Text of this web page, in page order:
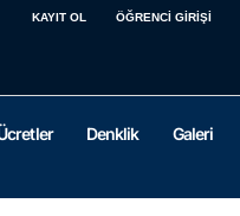
KAYIT OL ÖĞRENCİ GİRİŞİ
Denklik Galeri